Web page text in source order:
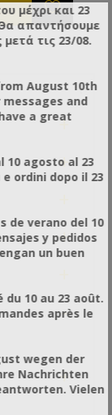
+
+
+
-
+
μέχρι και 23
απαντήσουμε
τις 23/08.
August 10th
and
a great
10 agosto al 23
ordini dopo il 23
de verano del 10
y pedidos
un buen
10 au 23 août.
après le
wegen der
Nachrichten
Vielen